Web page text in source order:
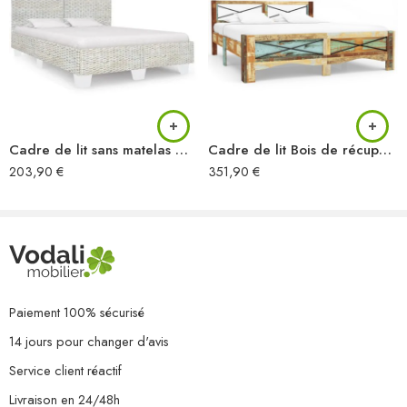
Cadre de lit sans matelas Gris Rotin naturel 140×200 cm
203,90 €
Cadre de lit Bois de récupération massif 140 x 200 cm
351,90 €
Paiement 100% sécurisé
14 jours pour changer d'avis
Service client réactif
Livraison en 24/48h